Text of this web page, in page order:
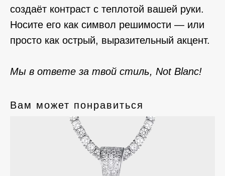
создаёт контраст с теплотой вашей руки.
Носите его как символ решимости — или
просто как острый, выразительный акцент.
Мы в ответе за твой стиль, Not Blanc!
Вам может понравиться